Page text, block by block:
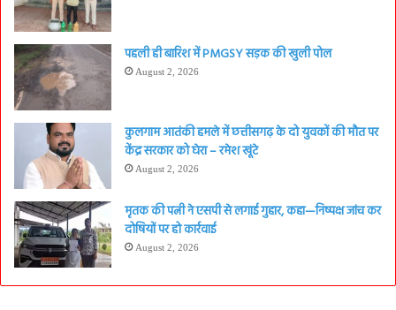
पहली ही बारिश में PMGSY सड़क की खुली पोल
August 2, 2026
कुलगाम आतंकी हमले में छत्तीसगढ़ के दो युवकों की मौत पर
केंद्र सरकार को घेरा – रमेश खूंटे
August 2, 2026
मृतक की पत्नी ने एसपी से लगाई गुहार, कहा—निष्पक्ष जांच कर
दोषियों पर हो कार्रवाई
August 2, 2026